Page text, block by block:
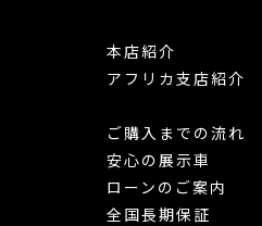
本店紹介
アフリカ支店紹介
ご購入までの流れ
安心の展示車
ローンのご案内
全国長期保証